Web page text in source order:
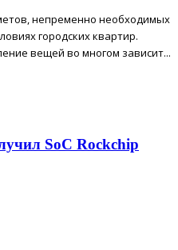
непременно необходимых
городских квартир.
вещей во многом зависит...
SoC Rockchip